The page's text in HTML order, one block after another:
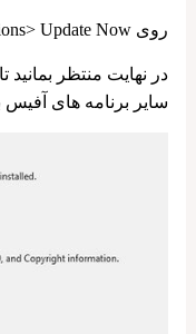
روی Update Options> Update Now کلیک کنید.
در نهایت منتظر
سایر برنامه های آفیس